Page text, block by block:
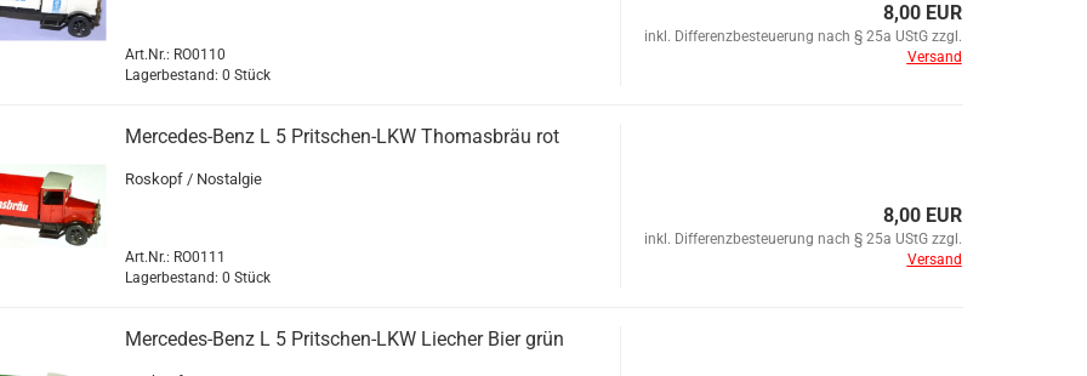
Art.Nr.: RO0110
Lagerbestand: 0 Stück
8,00 EUR
inkl. Differenzbesteuerung nach § 25a UStG zzgl.
Versand
Mercedes-​​Benz L 5 Pritschen-​​LKW Tho­mas­bräu rot
Ro­skopf / Nost­al­gie
Art.Nr.: RO0111
Lagerbestand: 0 Stück
8,00 EUR
inkl. Differenzbesteuerung nach § 25a UStG zzgl.
Versand
Mercedes-​​Benz L 5 Pritschen-​​LKW Lie­cher Bier grün